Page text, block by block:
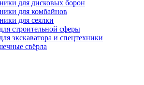
для дисковых борон
для комбайнов
для сеялки
строительной сферы
экскаватора и спецтехники
свёрла